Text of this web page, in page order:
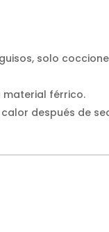
solo
material férrico.
después de